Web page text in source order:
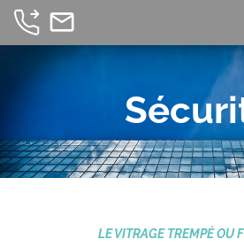
LE VITRAGE TREMPÉ OU
mail_outline